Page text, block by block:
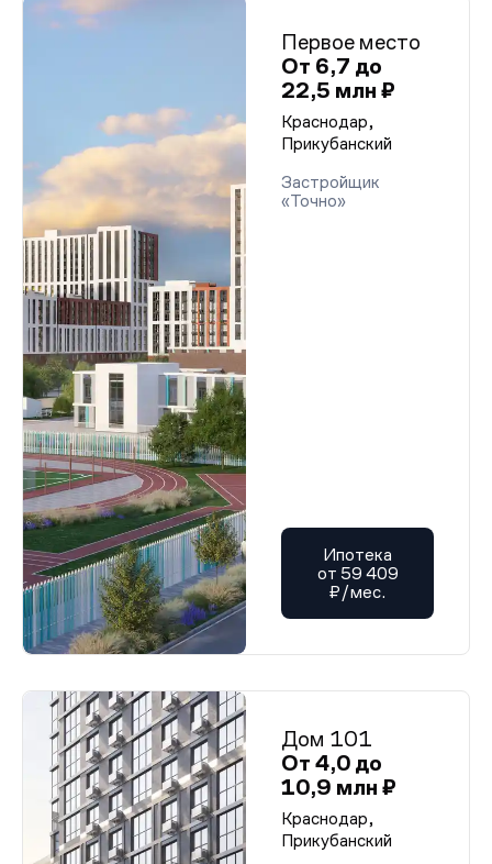
Первое место
От 6,7 до
22,5 млн ₽
Краснодар,
Прикубанский
Застройщик
«Точно»
Ипотека
от 59 409
₽/мес.
Дом 101
От 4,0 до
10,9 млн ₽
Краснодар,
Прикубанский